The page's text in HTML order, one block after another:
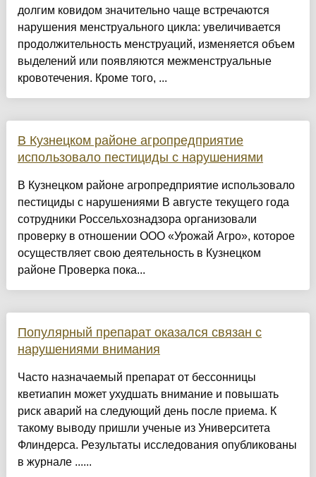
долгим ковидом значительно чаще встречаются
нарушения менструального цикла: увеличивается
продолжительность менструаций, изменяется объем
выделений или появляются межменструальные
кровотечения. Кроме того, ...
В Кузнецком районе агропредприятие
использовало пестициды с нарушениями
В Кузнецком районе агропредприятие использовало
пестициды с нарушениями В августе текущего года
сотрудники Россельхознадзора организовали
проверку в отношении ООО «Урожай Агро», которое
осуществляет свою деятельность в Кузнецком
районе Проверка пока...
Популярный препарат оказался связан с
нарушениями внимания
Часто назначаемый препарат от бессонницы
кветиапин может ухудшать внимание и повышать
риск аварий на следующий день после приема. К
такому выводу пришли ученые из Университета
Флиндерса. Результаты исследования опубликованы
в журнале ......